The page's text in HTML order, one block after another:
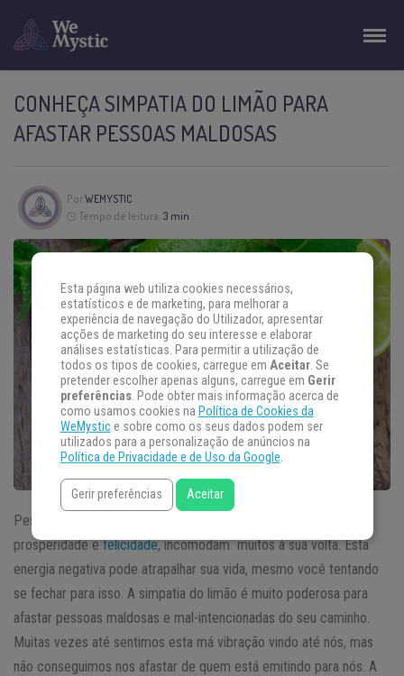
CONHEÇA SIMPATIA DO LIMÃO PARA
AFASTAR PESSOAS MALDOSAS
PorWEMYSTIC
Tempo de leitura: 3 min
Pessoas de luz, positivas e que consequentemente atraem
prosperidade efelicidade, incomodam muitos à sua volta. Esta
energia negativa pode atrapalhar sua vida, mesmo você tentando
se fechar para isso. A simpatia do limão é muito poderosa para
afastar pessoas maldosas e mal-intencionadas do seu caminho.
Muitas vezes até sentimos esta má vibração vindo até nós, mas
não conseguimos nos afastar de quem está emitindo para nós. A
Esta página web utiliza cookies necessários,
estatísticos e de marketing, para melhorar a
experiência de navegação do Utilizador, apresentar
acções de marketing do seu interesse e elaborar
análises estatísticas. Para permitir a utilização de
todos os tipos de cookies, carregue em Aceitar. Se
pretender escolher apenas alguns, carregue em Gerir
preferências. Pode obter mais informação acerca de
como usamos cookies na Política de Cookies da
WeMystice sobre como os seus dados podem ser
utilizados para a personalização de anúncios na
Política de Privacidade e de Uso da Google.
Gerir preferências Aceitar